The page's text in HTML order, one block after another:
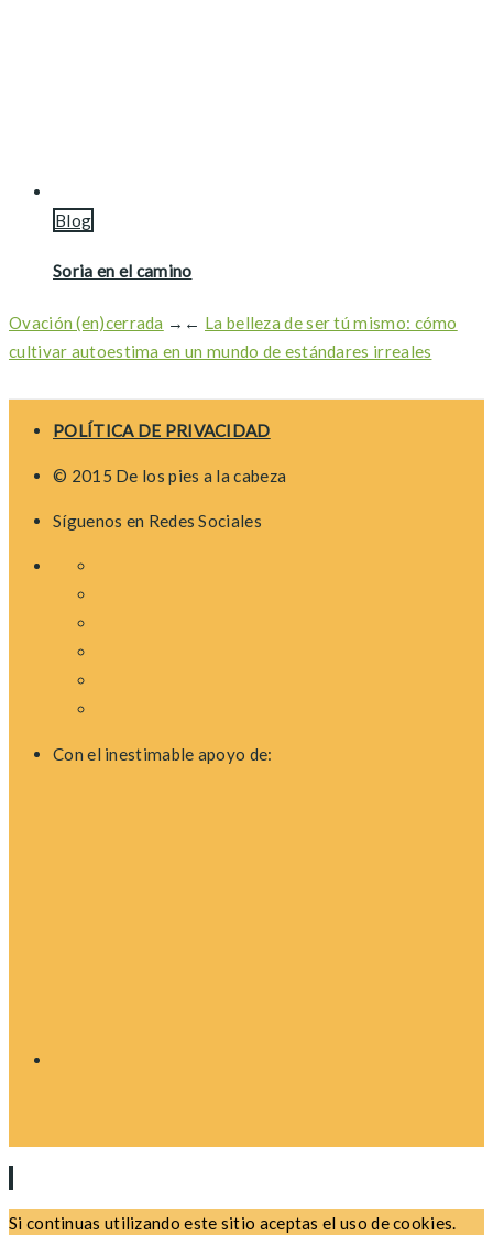
Blog
Soria en el camino
Ovación (en)cerrada → ← La belleza de ser tú mismo: cómo
cultivar autoestima en un mundo de estándares irreales
POLÍTICA DE PRIVACIDAD
© 2015 De los pies a la cabeza
Síguenos en Redes Sociales
Con el inestimable apoyo de:
Si continuas utilizando este sitio aceptas el uso de cookies.